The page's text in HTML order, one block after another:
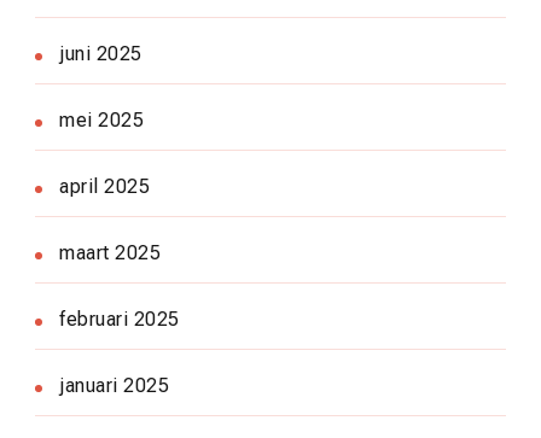
juni 2025
mei 2025
april 2025
maart 2025
februari 2025
januari 2025